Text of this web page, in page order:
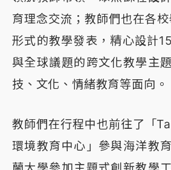
育理念交流；教師們也在各
形式的教學發表，精心設計
與全球議題的跨文化教學主
技、文化、情緒教育等面向。
教師們在行程中也前往了「
環境教育中心」參與海洋教